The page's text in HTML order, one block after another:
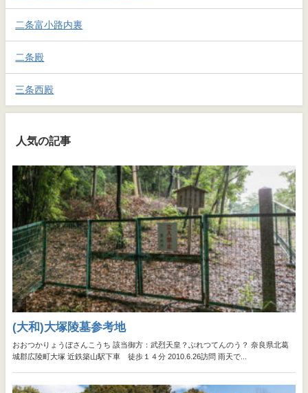
二条富小路内裏
二条殿
三条西殿
人気の記事